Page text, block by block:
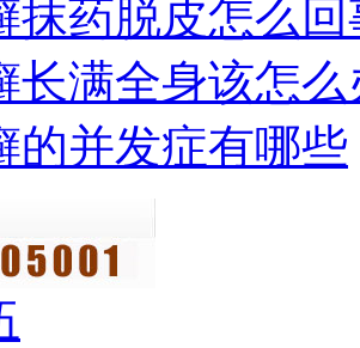
抹药脱皮怎么回
长满全身该怎么
的并发症有哪些